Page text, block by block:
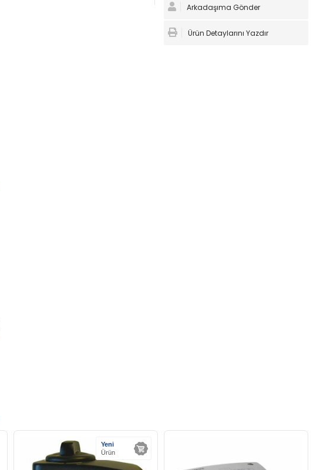
Arkadaşıma Gönder
Ürün Detaylarını Yazdır
Yeni
Ürün